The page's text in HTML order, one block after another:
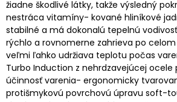
žiadne škodlivé látky, takže výsledný
nestráca vitamíny- kované hliníkové
stabilné a má dokonalú tepelnú
rýchlo a rovnomerne zahrieva po
veľmi ľahko udržiava teplotu počas
Turbo Induction z nehrdzavejúcej ocele
účinnosť varenia- ergonomicky
protišmykovú povrchovú úpravu soft-